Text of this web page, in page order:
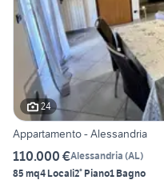
24
Appartamento - Alessandria
110.000 €Alessandria (AL)
85 mq4 Locali2° Piano1 Bagno